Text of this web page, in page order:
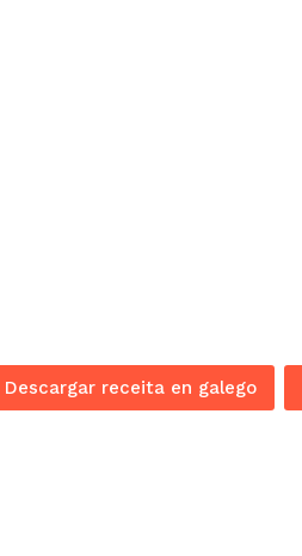
Descargar receita en galego